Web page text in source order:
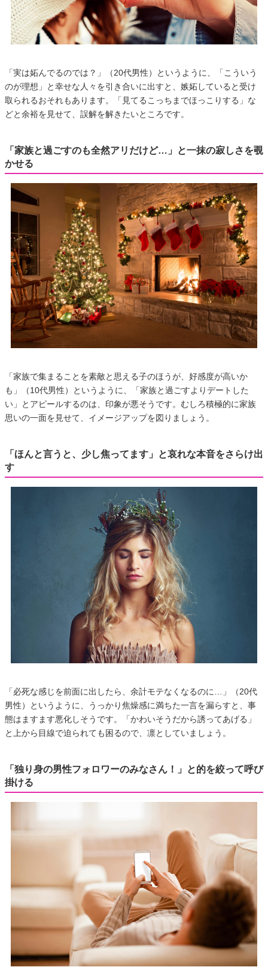
「実は妬んでるのでは？」（20代男性）というように、「こういう
のが理想」と幸せな人々を引き合いに出すと、嫉妬していると受け
取られるおそれもあります。「見てるこっちまでほっこりする」な
どと余裕を見せて、誤解を解きたいところです。
「家族と過ごすのも全然アリだけど…」と一抹の寂しさを覗
かせる
「家族で集まることを素敵と思える子のほうが、好感度が高いか
も」（10代男性）というように、「家族と過ごすよりデートした
い」とアピールするのは、印象が悪そうです。むしろ積極的に家族
思いの一面を見せて、イメージアップを図りましょう。
「ほんと言うと、少し焦ってます」と哀れな本音をさらけ出
す
「必死な感じを前面に出したら、余計モテなくなるのに…」（20代
男性）というように、うっかり焦燥感に満ちた一言を漏らすと、事
態はますます悪化しそうです。「かわいそうだから誘ってあげる」
と上から目線で迫られても困るので、凛としていましょう。
「独り身の男性フォロワーのみなさん！」と的を絞って呼び
掛ける